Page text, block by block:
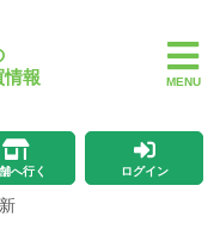
情報
MENU
へ行く ログイン